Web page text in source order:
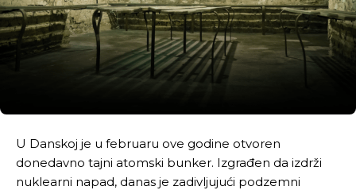
U Danskoj je u februaru ove godine otvoren
donedavno tajni atomski bunker. Izgrađen da izdrži
nuklearni napad, danas je zadivljujući podzemni